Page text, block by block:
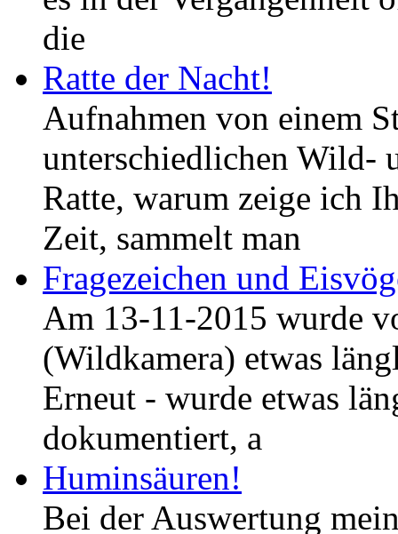
die
Ratte der Nacht!
Aufnahmen von einem
unterschiedlichen Wild-
Ratte, warum zeige ich
Zeit, sammelt man
Fragezeichen und
Am 13-11-2015 wurde
(Wildkamera) etwas
Erneut - wurde etwas
dokumentiert, a
Huminsäuren!
Bei der Auswertung